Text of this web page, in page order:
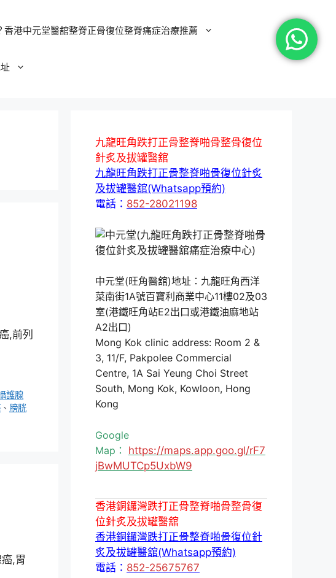
香港中元堂醫舘整脊正骨復位整脊痛症治療推薦
,前列
護腺
、 膀胱
,胃
九龍旺角跌打正骨整脊啪骨整骨復位
針炙及拔罐醫舘
九龍旺角跌打正骨整脊啪骨復位針炙
及拔罐醫舘(Whatsapp預約)
電話： 852-28021198
中元堂(旺角醫舘)地址：九龍旺角西洋
菜南街1A號百寶利商業中心11樓02及03
室(港鐵旺角站E2出口或港鐵油麻地站
A2出口)
Mong Kok clinic address: Room 2 &
3, 11/F, Pakpolee Commercial
Centre, 1A Sai Yeung Choi Street
South, Mong Kok, Kowloon, Hong
Kong
Google
Map： https://maps.app.goo.gl/rF7
jBwMUTCp5UxbW9
香港銅鑼灣跌打正骨整脊啪骨整骨復
位針炙及拔罐醫舘
香港銅鑼灣跌打正骨整脊啪骨復位針
炙及拔罐醫舘(Whatsapp預約)
電話： 852-25675767